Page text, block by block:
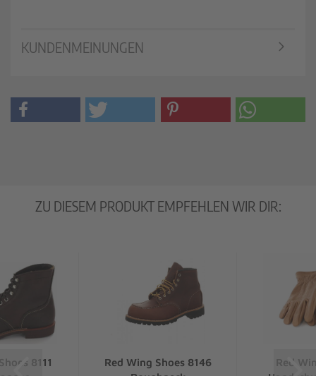
KUNDENMEINUNGEN
ZU DIESEM PRODUKT EMPFEHLEN WIR DIR:
8111
Red Wing Shoes 8146
Red